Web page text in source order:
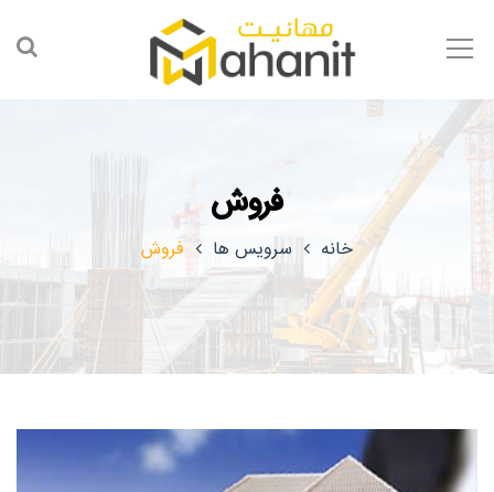
فروش
خانه سرویس ها فروش